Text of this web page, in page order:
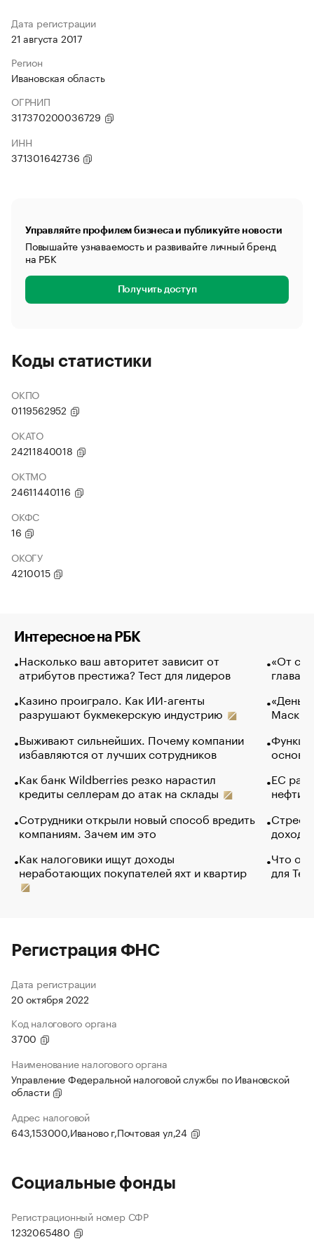
Дата регистрации
21 августа 2017
Регион
Ивановская область
ОГРНИП
317370200036729
ИНН
371301642736
Управляйте профилем бизнеса и публикуйте новости
Повышайте узнаваемость и развивайте личный бренд
на РБК
Получить доступ
Коды статистики
ОКПО
0119562952
ОКАТО
24211840018
ОКТМО
24611440116
ОКФС
16
ОКОГУ
4210015
Интересное на РБК
Насколько ваш авторитет зависит от
атрибутов престижа? Тест для лидеров
Казино проиграло. Как ИИ-агенты
разрушают букмекерскую индустрию
Выживают сильнейших. Почему компании
избавляются от лучших сотрудников
Как банк Wildberries резко нарастил
кредиты селлерам до атак на склады
Сотрудники открыли новый способ вредить
компаниям. Зачем им это
Как налоговики ищут доходы
неработающих покупателей яхт и квартир
«От
глава
Маск в
основ
ЕС
нефти
Что
для
Регистрация ФНС
Дата регистрации
20 октября 2022
Код налогового органа
3700
Наименование налогового органа
Управление Федеральной налоговой службы по Ивановской
области
Адрес налоговой
643,153000,Иваново г,Почтовая ул,24
Социальные фонды
Регистрационный номер СФР
1232065480